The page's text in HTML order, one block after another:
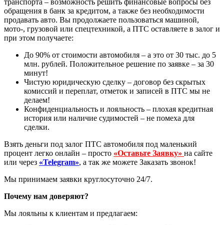
обращения в банк за кредитом, а также без необходимости
продавать авто. Вы продолжаете пользоваться машиной,
мото-, грузовой или спецтехникой, а ПТС оставляете в залог и
при этом получаете:
До 90% от стоимости автомобиля – а это от 30 тыс. до 5
млн. рублей. Положительное решение по заявке – за 30
минут!
Чистую юридическую сделку – договор без скрытых
комиссий и переплат, отметок и записей в ПТС мы не
делаем!
Конфиденциальность и лояльность – плохая кредитная
история или наличие судимостей – не помеха для
сделки.
Взять деньги под залог ПТС автомобиля под маленький
процент легко онлайн – просто «Оставьте Заявку» на сайте
или через «Telegram», а так же можете Заказать звонок!
Мы принимаем заявки круглосуточно 24/7.
Почему нам доверяют?
Мы лояльны к клиентам и предлагаем: